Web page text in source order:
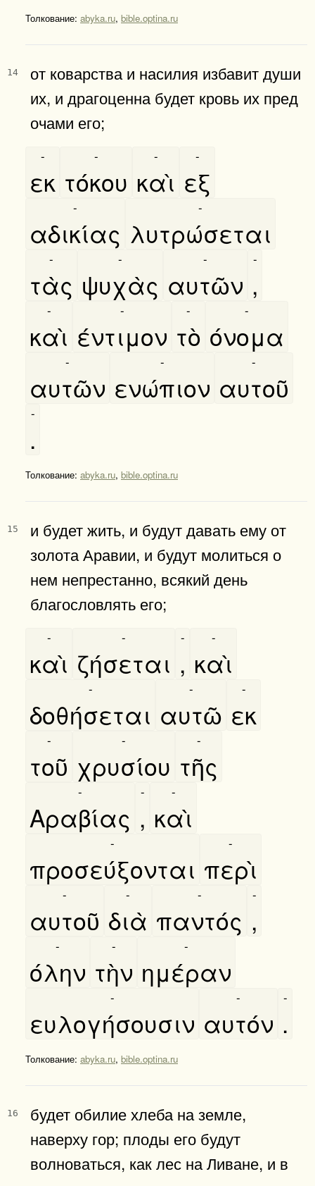
Толкование: abyka.ru, bible.optina.ru
14
от коварства и насилия избавит души
их, и драгоценна будет кровь их пред
очами его;
εκ
-
τόκου
-
καὶ
-
εξ
-
αδικίας
-
λυτρώσεται
-
τὰς
-
ψυχὰς
-
αυτῶν
-
,
-
καὶ
-
έντιμον
-
τὸ
-
όνομα
-
αυτῶν
-
ενώπιον
-
αυτοῦ
-
.
-
Толкование: abyka.ru, bible.optina.ru
15
и будет жить, и будут давать ему от
золота Аравии, и будут молиться о
нем непрестанно, всякий день
благословлять его;
καὶ
-
ζήσεται
-
,
-
καὶ
-
δοθήσεται
-
αυτῶ
-
εκ
-
τοῦ
-
χρυσίου
-
τῆς
-
Αραβίας
-
,
-
καὶ
-
προσεύξονται
-
περὶ
-
αυτοῦ
-
διὰ
-
παντός
-
,
-
όλην
-
τὴν
-
ημέραν
-
ευλογήσουσιν
-
αυτόν
-
.
-
Толкование: abyka.ru, bible.optina.ru
16
будет обилие хлеба на земле,
наверху гор; плоды его будут
волноваться, как лес на Ливане, и в